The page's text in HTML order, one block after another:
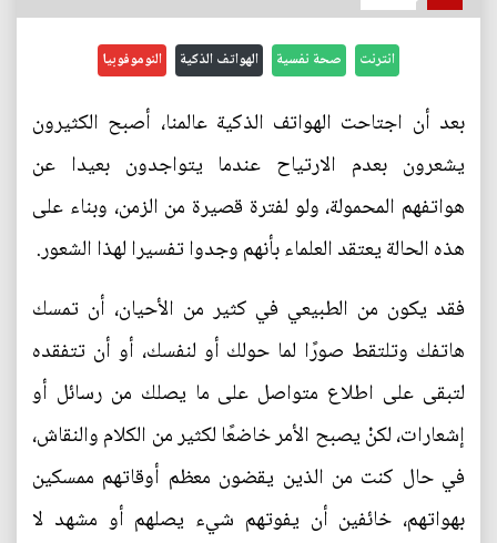
انترنت صحة نفسية الهواتف الذكية النوموفوبيا
بعد أن اجتاحت الهواتف الذكية عالمنا، أصبح الكثيرون
يشعرون بعدم الارتياح عندما يتواجدون بعيدا عن
هواتفهم المحمولة، ولو لفترة قصيرة من الزمن، وبناء على
هذه الحالة يعتقد العلماء بأنهم وجدوا تفسيرا لهذا الشعور.
فقد يكون من الطبيعي في كثير من الأحيان، أن تمسك
هاتفك وتلتقط صورًا لما حولك أو لنفسك، أو أن تتفقده
لتبقى على اطلاع متواصل على ما يصلك من رسائل أو
إشعارات، لكنْ يصبح الأمر خاضعًا لكثير من الكلام والنقاش،
في حال كنت من الذين يقضون معظم أوقاتهم ممسكين
بهواتهم، خائفين أن يفوتهم شيء يصلهم أو مشهد لا